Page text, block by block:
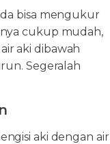
bisa mengukur
cukup mudah,
aki dibawah
Segeralah
aki dengan air